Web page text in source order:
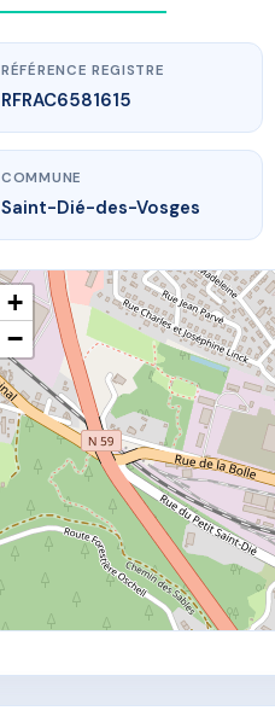
6 r
RÉFÉRENCE REGISTRE
RFRAC6581615
COMMUNE
Saint-Dié-des-Vosges
+
−